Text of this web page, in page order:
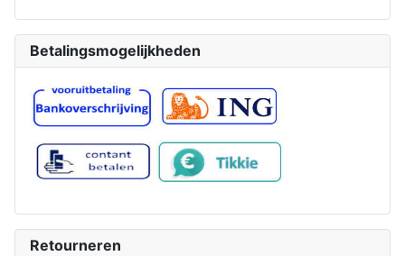
Betalingsmogelijkheden
Retourneren